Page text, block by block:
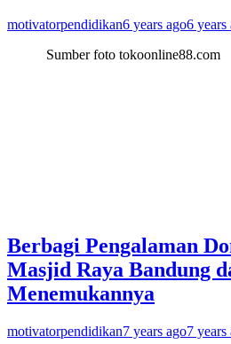
motivatorpendidikan6 years ago6 years
Sumber foto tokoonline88.com
Berbagi Pengalaman
Masjid Raya Bandung
Menemukannya
motivatorpendidikan7 years ago7 years